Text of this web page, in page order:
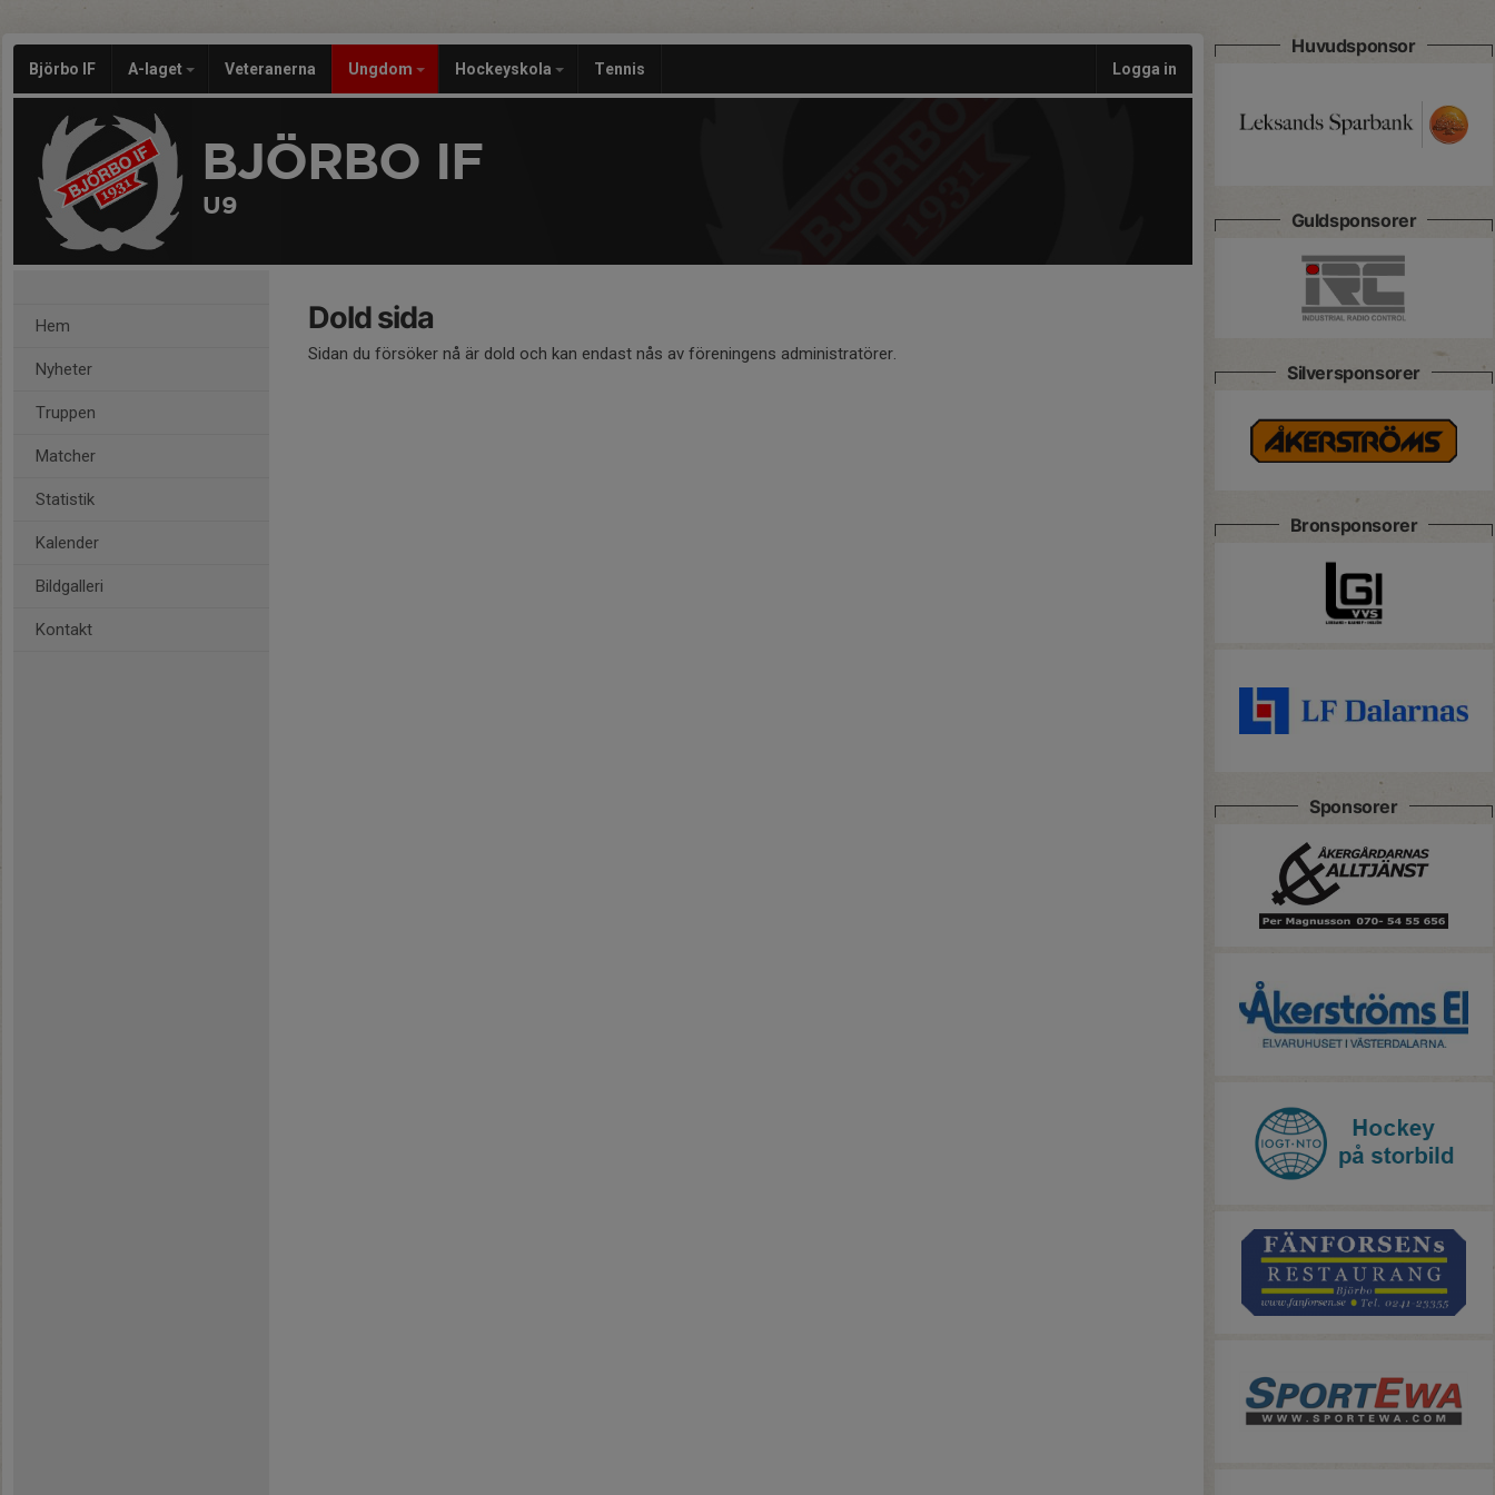
Björbo IF A-laget Veteranerna Ungdom Hockeyskola Tennis Logga in
BJÖRBO IF
U9
Hem
Nyheter
Truppen
Matcher
Statistik
Kalender
Bildgalleri
Kontakt
Dold sida
Sidan du försöker nå är dold och kan endast nås av föreningens administratörer.
Huvudsponsor
Guldsponsorer
Silversponsorer
Bronsponsorer
Sponsorer